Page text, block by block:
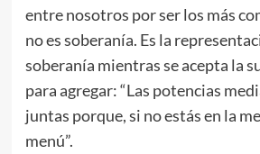
entre nosotros por ser los más
no es soberanía. Es la
soberanía mientras se acepta la
para agregar: “Las potencias
juntas porque, si no estás en la
menú”.